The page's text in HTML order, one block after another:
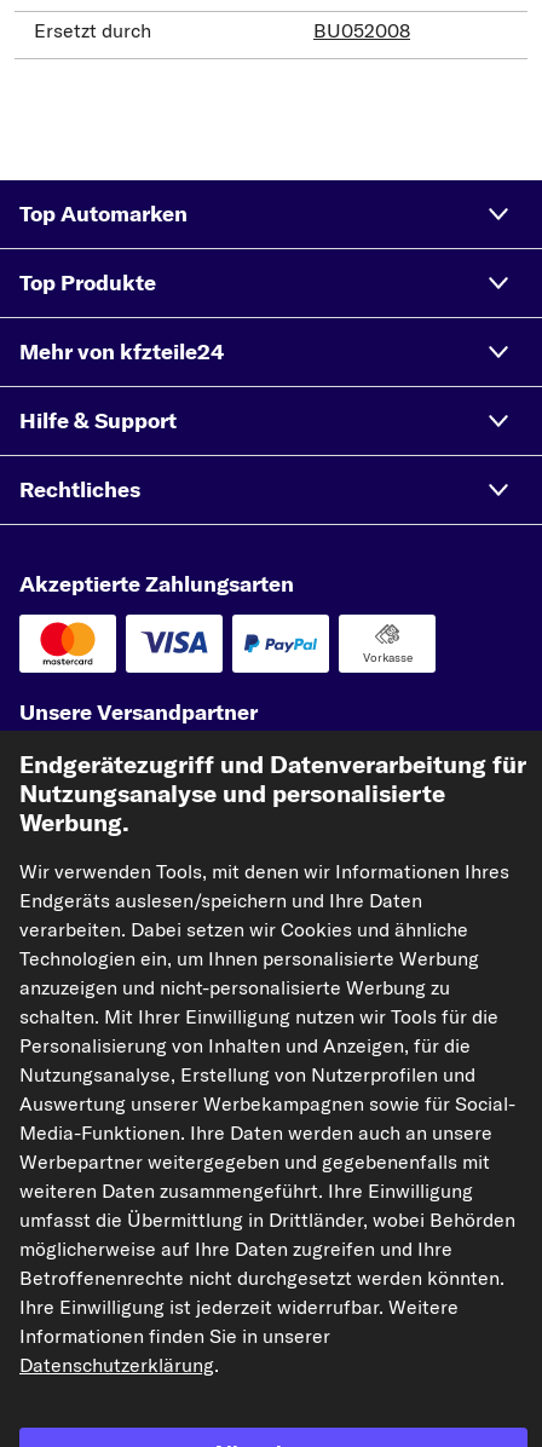
Ersetzt durch
BU052008
Top Automarken
Top Produkte
Mehr von kfzteile24
Hilfe & Support
Rechtliches
Akzeptierte Zahlungsarten
Vorkasse
Unsere Versandpartner
kfzteile24.de carpardoo.nl
carpardoo.fr
carpardoo.dk
Die hier dargestellten Daten, insbesondere die gesamte Datenbank, dürfen
nicht vervielfältigt werden. Die Vervielfältigung und Verbreitung der Daten und
der Datenbank ohne vorherige Einwilligung von TecAlliance und/oder die
Einbeziehung Dritter in solche Aktivitäten ist streng verboten. Jegliche
unautorisierte Nutzung von Inhalten stellt eine Verletzung des Urheberrechts
dar und kann rechtliche Schritte nach sich ziehen.
Vertrag widerrufen
© 2026 kfzteile24 GmbH - Alle Rechte vorbehalten.
Endgerätezugriff und Datenverarbeitung für
Nutzungsanalyse und personalisierte
Werbung.
Wir verwenden Tools, mit denen wir Informationen Ihres
Endgeräts auslesen/speichern und Ihre Daten
verarbeiten. Dabei setzen wir Cookies und ähnliche
Technologien ein, um Ihnen personalisierte Werbung
anzuzeigen und nicht-personalisierte Werbung zu
schalten. Mit Ihrer Einwilligung nutzen wir Tools für die
Personalisierung von Inhalten und Anzeigen, für die
Nutzungsanalyse, Erstellung von Nutzerprofilen und
Auswertung unserer Werbekampagnen sowie für Social-
Media-Funktionen. Ihre Daten werden auch an unsere
Werbepartner weitergegeben und gegebenenfalls mit
weiteren Daten zusammengeführt. Ihre Einwilligung
umfasst die Übermittlung in Drittländer, wobei Behörden
möglicherweise auf Ihre Daten zugreifen und Ihre
Betroffenenrechte nicht durchgesetzt werden könnten.
Ihre Einwilligung ist jederzeit widerrufbar. Weitere
Informationen finden Sie in unserer
Datenschutzerklärung.